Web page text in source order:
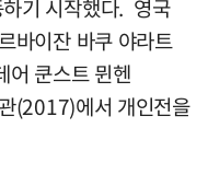
기 시작했다. 영국
바이잔 바쿠 야라트
어 쿤스트 뮌헨
(2017)에서 개인전을